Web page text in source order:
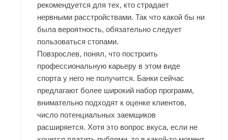
рекомендуется для тех, кто страдает
нервными расстройствами. Так что какой бы ни
была вероятность, обязательно следует
пользоваться стопами.
Повзрослев, понял, что построить
профессиональную карьеру в этом виде
спорта у него не получится. Банки сейчас
предлагают более широкий набор программ,
внимательно подходят к оценке клиентов,
число потенциальных заемщиков
расширяется. Хотя это вопрос вкуса, если не